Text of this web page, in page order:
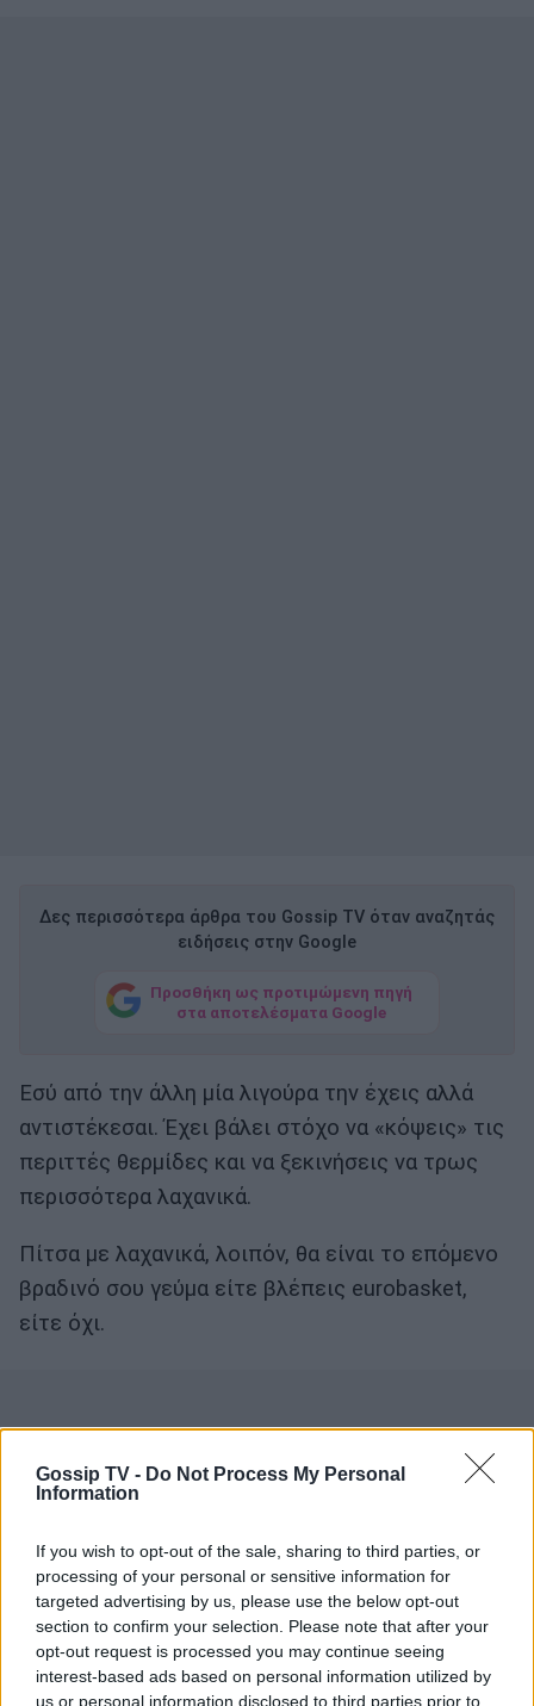
Gossip TV - Do Not Process My Personal
Information
If you wish to opt-out of the sale, sharing to third parties, or
processing of your personal or sensitive information for
targeted advertising by us, please use the below opt-out
section to confirm your selection. Please note that after your
opt-out request is processed you may continue seeing
interest-based ads based on personal information utilized by
us or personal information disclosed to third parties prior to
Δες περισσότερα άρθρα του Gossip TV όταν αναζητάς
ειδήσεις στην Google
Προσθήκη ως προτιμώμενη πηγή
στα αποτελέσματα Google
Εσύ από την άλλη μία λιγούρα την έχεις αλλά
αντιστέκεσαι. Έχει βάλει στόχο να «κόψεις» τις
περιττές θερμίδες και να ξεκινήσεις να τρως
περισσότερα λαχανικά.
Πίτσα με λαχανικά, λοιπόν, θα είναι το επόμενο
βραδινό σου γεύμα είτε βλέπεις eurobasket,
είτε όχι.